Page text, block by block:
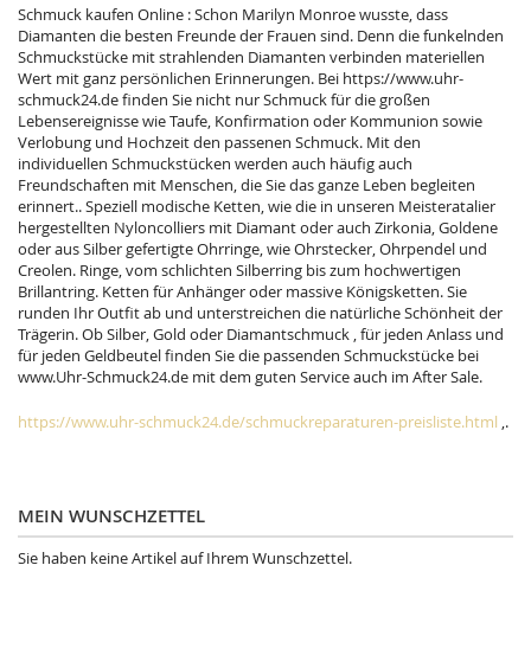
Schmuck kaufen Online : Schon Marilyn Monroe wusste, dass
Diamanten die besten Freunde der Frauen sind. Denn die funkelnden
Schmuckstücke mit strahlenden Diamanten verbinden materiellen
Wert mit ganz persönlichen Erinnerungen. Bei https://www.uhr-
schmuck24.de finden Sie nicht nur Schmuck für die großen
Lebensereignisse wie Taufe, Konfirmation oder Kommunion sowie
Verlobung und Hochzeit den passenen Schmuck. Mit den
individuellen Schmuckstücken werden auch häufig auch
Freundschaften mit Menschen, die Sie das ganze Leben begleiten
erinnert.. Speziell modische Ketten, wie die in unseren Meisteratalier
hergestellten Nyloncolliers mit Diamant oder auch Zirkonia, Goldene
oder aus Silber gefertigte Ohrringe, wie Ohrstecker, Ohrpendel und
Creolen. Ringe, vom schlichten Silberring bis zum hochwertigen
Brillantring. Ketten für Anhänger oder massive Königsketten. Sie
runden Ihr Outfit ab und unterstreichen die natürliche Schönheit der
Trägerin. Ob Silber, Gold oder Diamantschmuck , für jeden Anlass und
für jeden Geldbeutel finden Sie die passenden Schmuckstücke bei
www.Uhr-Schmuck24.de mit dem guten Service auch im After Sale.
https://www.uhr-schmuck24.de/schmuckreparaturen-preisliste.html ,.
MEIN WUNSCHZETTEL
Sie haben keine Artikel auf Ihrem Wunschzettel.